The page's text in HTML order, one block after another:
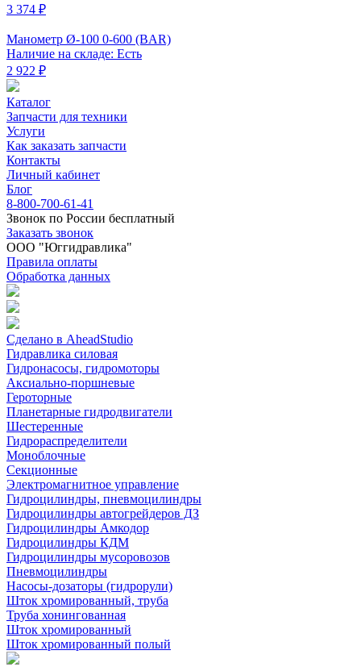
3 374 ₽
Манометр Ø-100 0-600 (BAR)
Наличие на складе: Есть
2 922 ₽
Каталог
Запчасти для техники
Услуги
Как заказать запчасти
Контакты
Личный кабинет
Блог
8-800-700-61-41
Звонок по России бесплатный
Заказать звонок
ООО "Юггидравлика"
Правила оплаты
Обработка данных
Сделано в AheadStudio
Гидравлика силовая
Гидронасосы, гидромоторы
Аксиально-поршневые
Героторные
Планетарные гидродвигатели
Шестеренные
Гидрораспределители
Моноблочные
Секционные
Электромагнитное управление
Гидроцилиндры, пневмоцилиндры
Гидроцилиндры автогрейдеров ДЗ
Гидроцилиндры Амкодор
Гидроцилиндры КДМ
Гидроцилиндры мусоровозов
Пневмоцилиндры
Насосы-дозаторы (гидрорули)
Шток хромированный, труба
Труба хонингованная
Шток хромированный
Шток хромированный полый